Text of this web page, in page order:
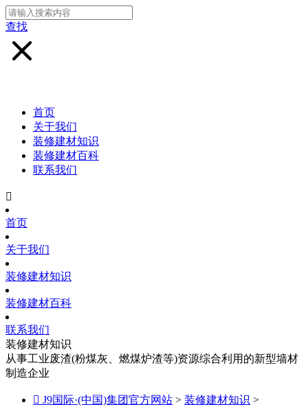
查找
首页
关于我们
装修建材知识
装修建材百科
联系我们

首页
关于我们
装修建材知识
装修建材百科
联系我们
装修建材知识
从事工业废渣(粉煤灰、燃煤炉渣等)资源综合利用的新型墙材
制造企业
 J9国际·(中国)集团官方网站 > 装修建材知识 >